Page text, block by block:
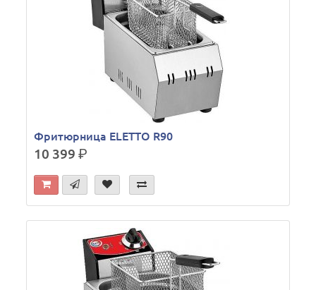
Фритюрница ELETTO R90
10 399р.